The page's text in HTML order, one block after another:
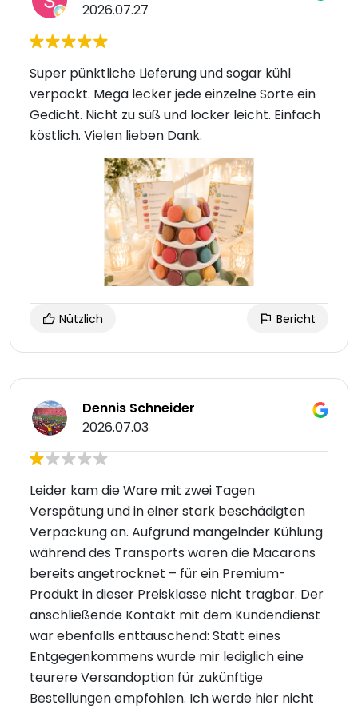
2026.07.27
Super pünktliche Lieferung und sogar kühl
verpackt. Mega lecker jede einzelne Sorte ein
Gedicht. Nicht zu süß und locker leicht. Einfach
köstlich. Vielen lieben Dank.
Nützlich Bericht
Dennis Schneider
2026.07.03
Leider kam die Ware mit zwei Tagen
Verspätung und in einer stark beschädigten
Verpackung an. Aufgrund mangelnder Kühlung
während des Transports waren die Macarons
bereits angetrocknet – für ein Premium-
Produkt in dieser Preisklasse nicht tragbar. Der
anschließende Kontakt mit dem Kundendienst
war ebenfalls enttäuschend: Statt eines
Entgegenkommens wurde mir lediglich eine
teurere Versandoption für zukünftige
Bestellungen empfohlen. Ich werde hier nicht